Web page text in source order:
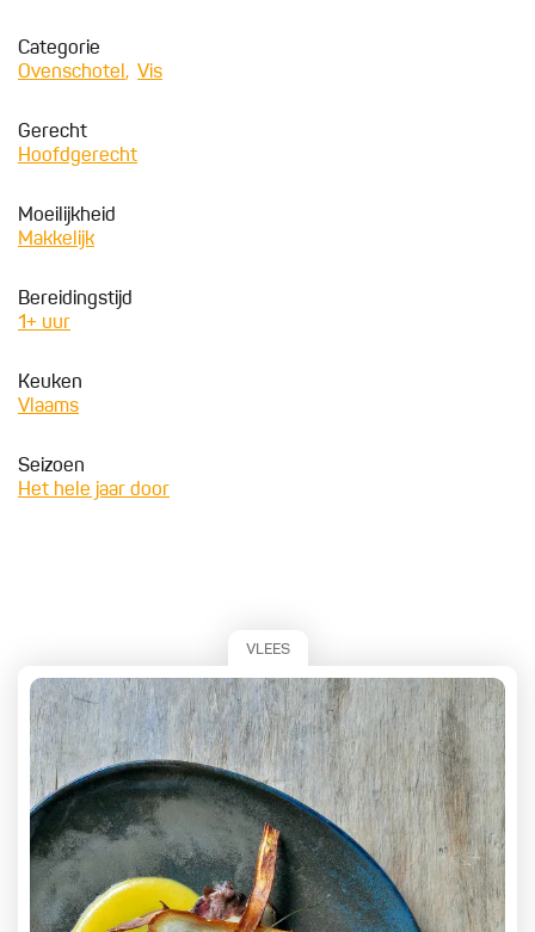
Categorie
Ovenschotel
Vis
Gerecht
Hoofdgerecht
Moeilijkheid
Makkelijk
Bereidingstijd
1+ uur
Keuken
Vlaams
Seizoen
Het hele jaar door
VLEES